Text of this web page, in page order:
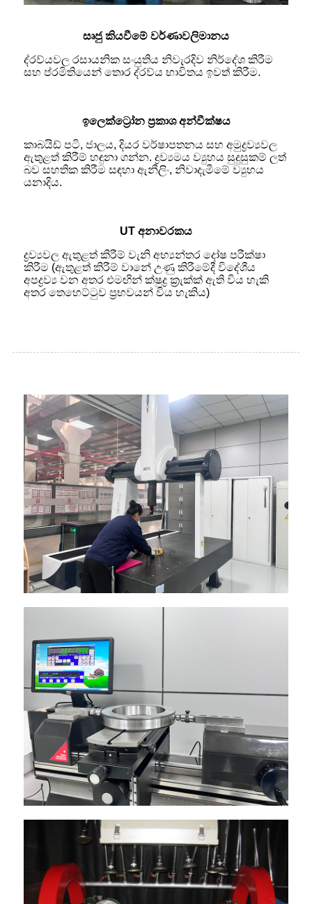
සෘජු කියවීමේ වර්ණාවලිමානය
ද්රව්යවල රසායනික සංයුතිය නිවැරදිව නිර්දේශ කිරීම
සහ ප්රමිතියෙන් තොර ද්රව්ය භාවිතය ඉවත් කිරීම.
ඉලෙක්ට්‍රෝන ප්‍රකාශ අන්වීක්ෂය
කාබයිඩ් පටි, ජාලය, දියර වර්ෂාපතනය සහ අමුද්‍රව්‍යවල
ඇතුළත් කිරීම් හඳුනා ගන්න. ද්‍රව්‍යමය ව්‍යුහය සුදුසුකම් ලත්
බව සහතික කිරීම සඳහා ඇනීලිං, නිවාදැමීමේ ව්‍යුහය
යනාදිය.
UT අනාවරකය
ද්‍රව්‍යවල ඇතුළත් කිරීම් වැනි අභ්‍යන්තර දෝෂ පරීක්ෂා
කිරීම (ඇතුළත් කිරීම් වානේ උණු කිරීමේදී විදේශීය
අපද්‍රව්‍ය වන අතර එමඟින් ක්ෂුද්‍ර ක්‍රැක්ක් ඇති විය හැකි
අතර තෙහෙට්ටුව ප්‍රභවයන් විය හැකිය)